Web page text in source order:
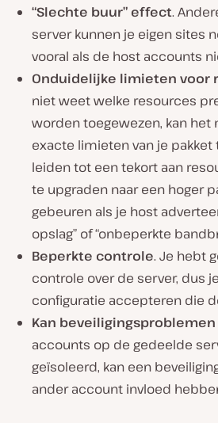
“Slechte buur” effect.
server kunnen je eigen sites
vooral als de host accounts
Onduidelijke limieten voor
niet weet welke resources
worden toegewezen, kan het
exacte limieten van je pakket
leiden tot een tekort aan
te upgraden naar een hoger
gebeuren als je host
opslag” of “onbeperkte
Beperkte controle. Je hebt
controle over de server, dus
configuratie accepteren die
Kan
accounts op de gedeelde
geïsoleerd, kan een
ander account invloed